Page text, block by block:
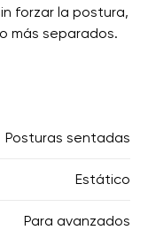
forzar la postura,
más separados.
Posturas sentadas
Estático
Para avanzados